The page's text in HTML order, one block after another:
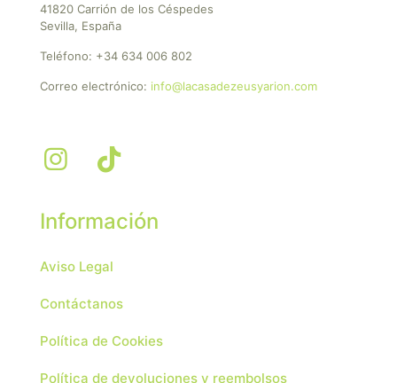
41820 Carrión de los Céspedes
Sevilla, España
Teléfono: +34 634 006 802
Correo electrónico: info@lacasadezeusyarion.com
Información
Aviso Legal
Contáctanos
Política de Cookies
Política de devoluciones y reembolsos